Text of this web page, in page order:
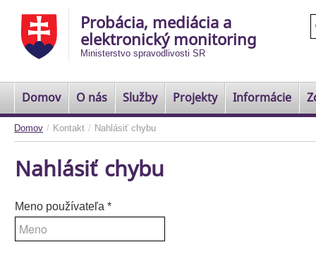
Probácia, mediácia a
elektronický monitoring
Ministerstvo spravodlivosti SR
Domov O nás Služby Projekty Informácie
Domov / Kontakt / Nahlásiť chybu
Nahlásiť chybu
Meno používateľa *